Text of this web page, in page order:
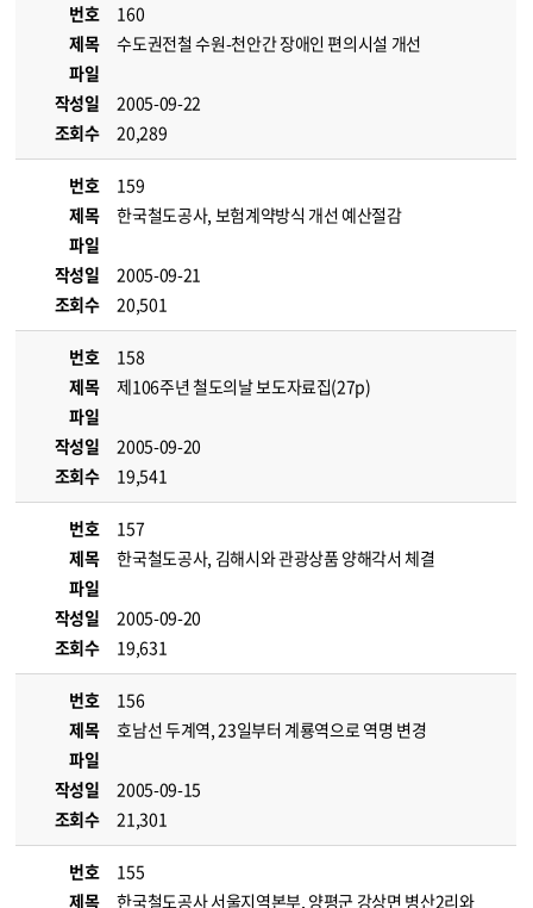
번호
160
제목
수도권전철 수원-천안간 장애인 편의시설 개선
파일
작성일
2005-09-22
조회수
20,289
번호
159
제목
한국철도공사, 보험계약방식 개선 예산절감
파일
작성일
2005-09-21
조회수
20,501
번호
158
제목
제106주년 철도의날 보도자료집(27p)
파일
작성일
2005-09-20
조회수
19,541
번호
157
제목
한국철도공사, 김해시와 관광상품 양해각서 체결
파일
작성일
2005-09-20
조회수
19,631
번호
156
제목
호남선 두계역, 23일부터 계룡역으로 역명 변경
파일
작성일
2005-09-15
조회수
21,301
번호
155
제목
한국철도공사 서울지역본부, 양평군 강상면 병산2리와